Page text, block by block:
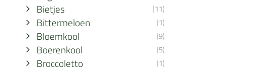
Bietjes (11)
Bittermeloen (1)
Bloemkool (9)
Boerenkool (5)
Broccoletto (1)